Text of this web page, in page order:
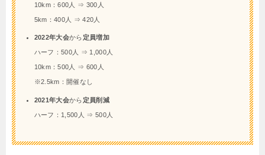
10km：600人 ⇒ 300人
5km：400人 ⇒ 420人
2022年大会から 定員増加
ハーフ：500人 ⇒ 1,000人
10km：500人 ⇒ 600人
※2.5km：開催なし
2021年大会から 定員削減
ハーフ：1,500人 ⇒ 500人